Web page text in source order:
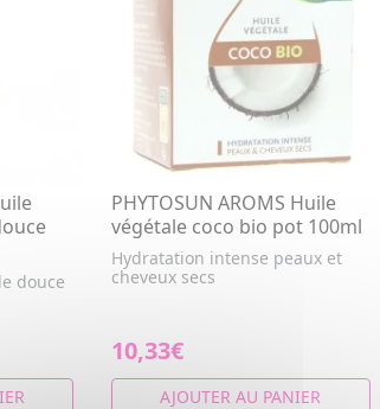
douce
PHYTOSUN AROMS Huile
végétale coco bio pot 100ml
Hydratation intense peaux et
cheveux secs
10,33€
AJOUTER AU PANIER